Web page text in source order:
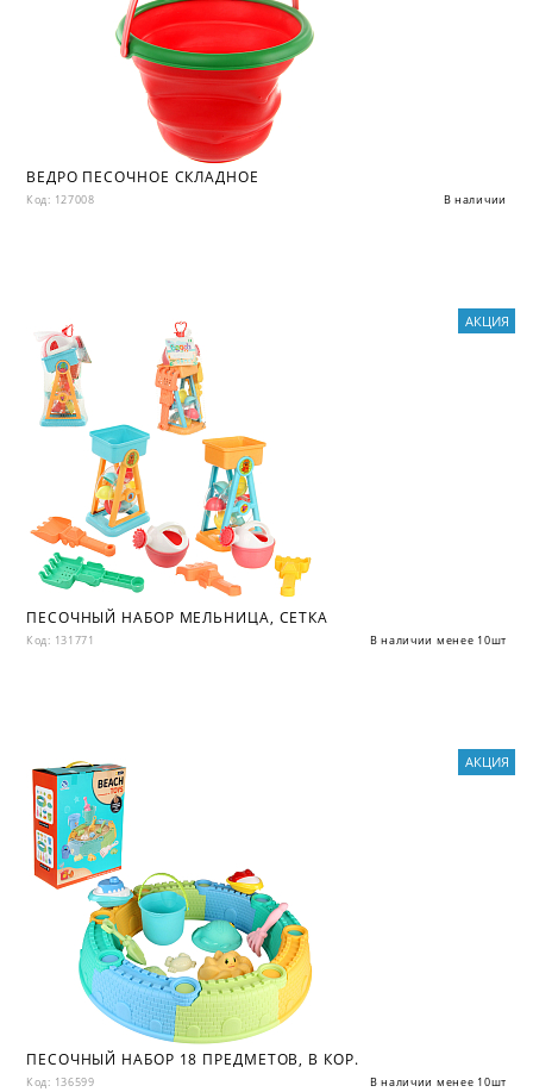
ВЕДРО ПЕСОЧНОЕ СКЛАДНОЕ
Код: 127008 В наличии
ПЕСОЧНЫЙ НАБОР МЕЛЬНИЦА, СЕТКА
Код: 131771 В наличии менее 10шт
АКЦИЯ
ПЕСОЧНЫЙ НАБОР 18 ПРЕДМЕТОВ, В КОР.
Код: 136599 В наличии менее 10шт
АКЦИЯ